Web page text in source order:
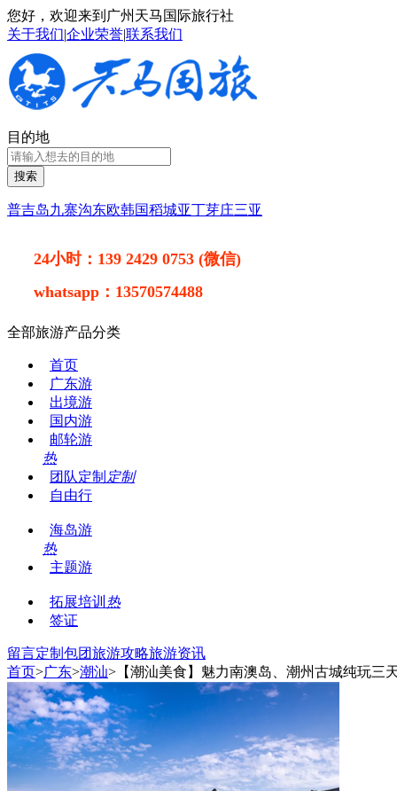
您好，欢迎来到广州天马国际旅行社
关于我们|企业荣誉|联系我们
目的地
搜索
普吉岛九寨沟东欧韩国稻城亚丁芽庄三亚
24小时： 139 2429 0753 (微信)
whatsapp： 13570574488
全部旅游产品分类
首页
广东游
出境游
国内游
邮轮游
热
团队定制 定制
自由行
海岛游
热
主题游
拓展培训 热
签证
留言定制包团旅游攻略旅游资讯
首页>广东>潮汕>【潮汕美食】魅力南澳岛、潮州古城纯玩三